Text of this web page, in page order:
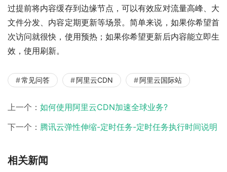
过提前将内容缓存到边缘节点，可以有效应对流量高峰、大
文件分发、内容定期更新等场景。简单来说，如果你希望首
次访问就很快，使用预热；如果你希望更新后内容能立即生
效，使用刷新。
常见问答 阿里云CDN 阿里云国际站
上一个： 如何使用阿里云CDN加速全球业务?
下一个： 腾讯云弹性伸缩-定时任务-定时任务执行时间说明
相关新闻